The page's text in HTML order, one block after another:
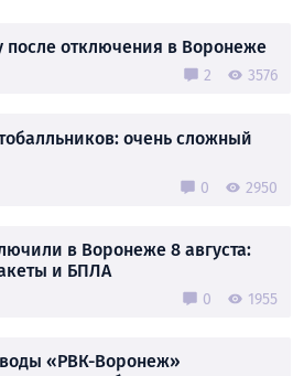
после отключения в Воронеже
2 3576
очень сложный
0 2950
в Воронеже 8 августа:
и БПЛА
0 1955
«РВК-Воронеж»